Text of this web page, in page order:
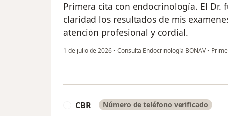
Primera cita con endocrinología. El Dr.
claridad los resultados de mis
atención profesional y cordial.
1 de julio de 2026 • Consulta Endocrinología BONAV •
CBR Número de teléfono verificado